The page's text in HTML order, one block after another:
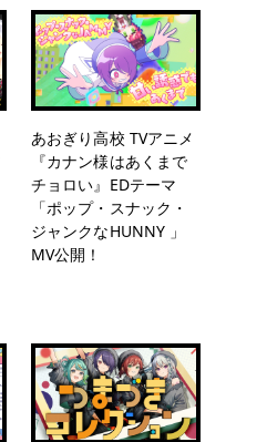
あおぎり高校 TVアニメ
『カナン様はあくまで
チョロい』EDテーマ
「ポップ・スナック・
ジャンクなHUNNY 」
MV公開！